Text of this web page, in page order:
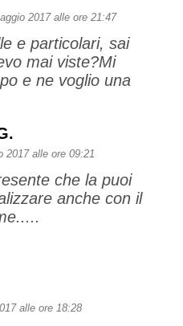
2017 alle ore 21:47
e particolari, sai
mai viste?Mi
e ne voglio una
2017 alle ore 09:21
che la puoi
anche con il
alle ore 18:28